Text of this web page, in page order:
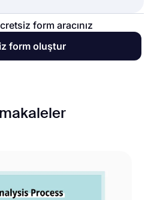
form aracınız
form oluştur
makaleler